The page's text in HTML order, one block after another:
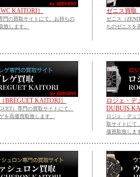
KAITORI］
門の買取サイトにて、お持ちの
致します。
ゼニス買取
ゼニス（
ちのゼニスを
BREGUET KAITORI］
）専門の買取サイトにて、
を高価買取致します。
ロジェ・デ
DUBUIS
ロジェ・デュ
取サイトにて
価買取致しま